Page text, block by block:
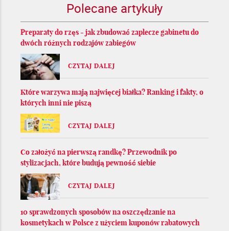
Polecane artykuły
Preparaty do rzęs - jak zbudować zaplecze gabinetu do
dwóch różnych rodzajów zabiegów
CZYTAJ DALEJ
Które warzywa mają najwięcej białka? Ranking i fakty, o
których inni nie piszą
CZYTAJ DALEJ
Co założyć na pierwszą randkę? Przewodnik po
stylizacjach, które budują pewność siebie
CZYTAJ DALEJ
10 sprawdzonych sposobów na oszczędzanie na
kosmetykach w Polsce z użyciem kuponów rabatowych